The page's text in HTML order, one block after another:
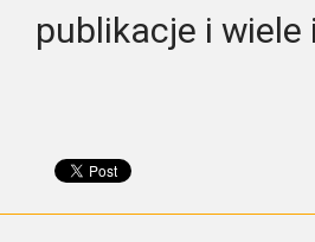
publikacje i